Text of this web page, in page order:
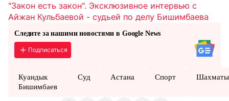
"Закон есть закон". Эксклюзивное интервью с
Айжан Кульбаевой - судьей по делу Бишимбаева
Следите за нашими новостями в Google News
Подписаться
Куандык
Бишимбаев
Суд Астана Спорт Шахматы